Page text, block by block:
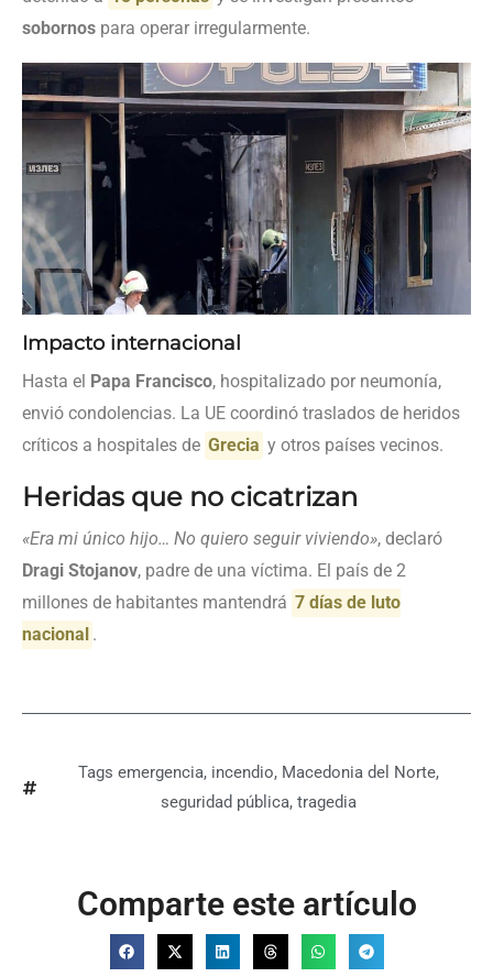
sobornos para operar irregularmente.
Impacto internacional
Hasta el Papa Francisco, hospitalizado por neumonía,
envió condolencias. La UE coordinó traslados de heridos
críticos a hospitales de Grecia y otros países vecinos.
Heridas que no cicatrizan
«Era mi único hijo… No quiero seguir viviendo», declaró
Dragi Stojanov, padre de una víctima. El país de 2
millones de habitantes mantendrá 7 días de luto
nacional .
Tags emergencia, incendio, Macedonia del Norte,
seguridad pública, tragedia
Comparte este artículo